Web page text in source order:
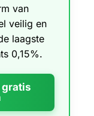
van
veilig en
laagste
0,15%.